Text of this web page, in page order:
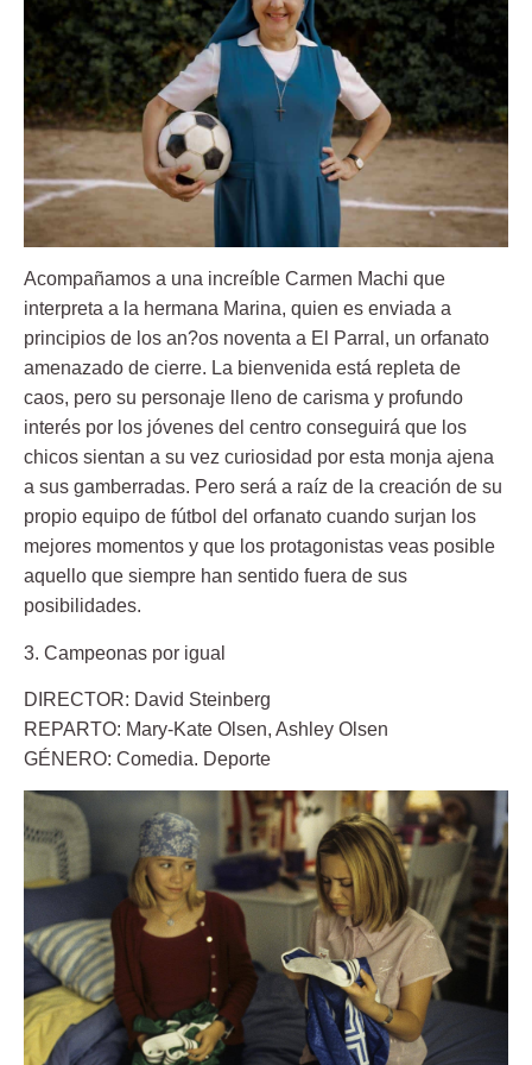
Acompañamos a una increíble Carmen Machi que
interpreta a la hermana Marina, quien es enviada a
principios de los an?os noventa a El Parral, un orfanato
amenazado de cierre. La bienvenida está repleta de
caos, pero su personaje lleno de carisma y profundo
interés por los jóvenes del centro conseguirá que los
chicos sientan a su vez curiosidad por esta monja ajena
a sus gamberradas. Pero será a raíz de la creación de su
propio equipo de fútbol del orfanato cuando surjan los
mejores momentos y que los protagonistas veas posible
aquello que siempre han sentido fuera de sus
posibilidades.
3. Campeonas por igual
DIRECTOR: David Steinberg
REPARTO: Mary-Kate Olsen, Ashley Olsen
GÉNERO: Comedia. Deporte